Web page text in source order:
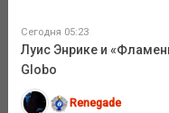
Сегодня 05:23
Луис Энрике и
Globo
Renegade